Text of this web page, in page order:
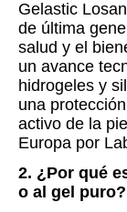
Gelastic
de última
salud y el
un avance
hidrogeles y
una
activo de la
Europa por
2. ¿Por qué
o al gel puro?